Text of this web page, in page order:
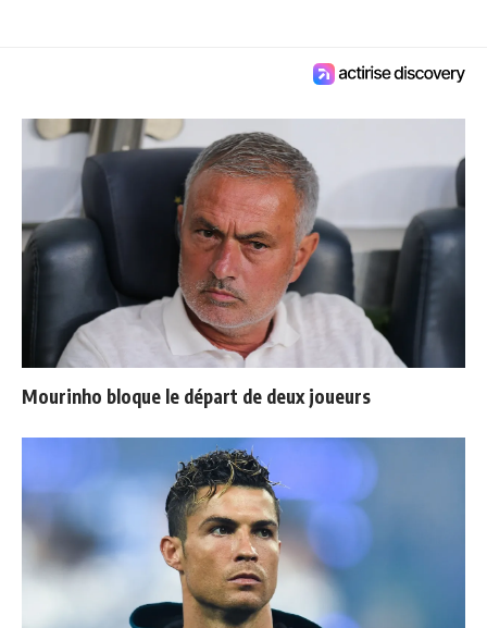
Mourinho bloque le départ de deux joueurs